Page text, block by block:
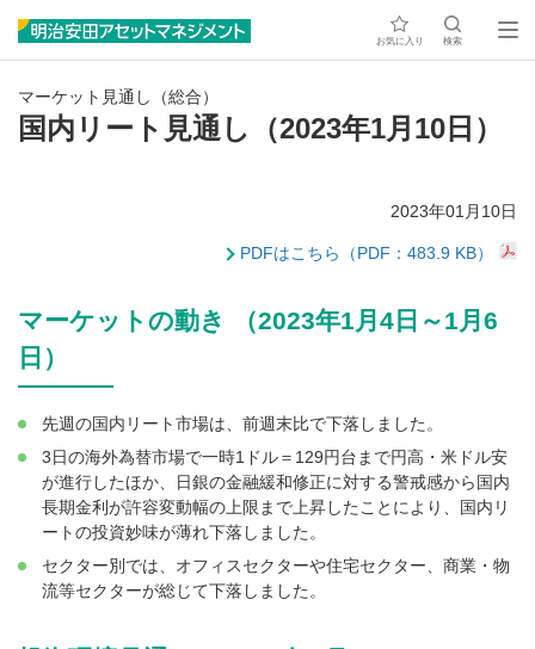
お気に入り 検索
マーケット見通し（総合）
国内リート見通し（2023年1月10日）
2023年01月10日
PDFはこちら（PDF：483.9 KB）
マーケットの動き （2023年1月4日～1月6
日）
先週の国内リート市場は、前週末比で下落しました。
3日の海外為替市場で一時1ドル＝129円台まで円高・米ドル安
が進行したほか、日銀の金融緩和修正に対する警戒感から国内
長期金利が許容変動幅の上限まで上昇したことにより、国内リ
ートの投資妙味が薄れ下落しました。
セクター別では、オフィスセクターや住宅セクター、商業・物
流等セクターが総じて下落しました。